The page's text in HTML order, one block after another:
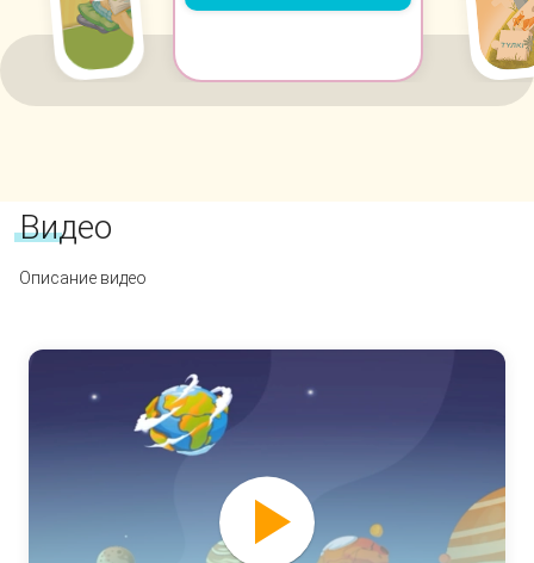
Видео
Описание видео